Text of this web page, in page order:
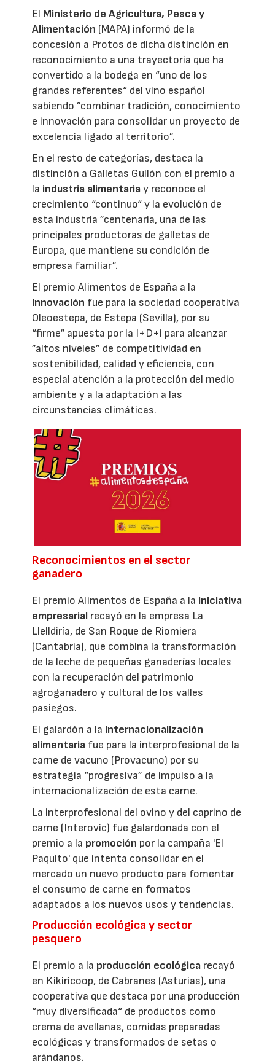
El Ministerio de Agricultura, Pesca y
Alimentación (MAPA) informó de la
concesión a Protos de dicha distinción en
reconocimiento a una trayectoria que ha
convertido a la bodega en “uno de los
grandes referentes“ del vino español
sabiendo ”combinar tradición, conocimiento
e innovación para consolidar un proyecto de
excelencia ligado al territorio”.
En el resto de categorías, destaca la
distinción a Galletas Gullón con el premio a
la industria alimentariay reconoce el
crecimiento “continuo“ y la evolución de
esta industria ”centenaria, una de las
principales productoras de galletas de
Europa, que mantiene su condición de
empresa familiar”.
El premio Alimentos de España a la
innovación fue para la sociedad cooperativa
Oleoestepa, de Estepa (Sevilla), por su
“firme“ apuesta por la I+D+i para alcanzar
”altos niveles” de competitividad en
sostenibilidad, calidad y eficiencia, con
especial atención a la protección del medio
ambiente y a la adaptación a las
circunstancias climáticas.
Reconocimientos en el sector
ganadero
El premio Alimentos de España a la iniciativa
empresarial recayó en la empresa La
Llelldiría, de San Roque de Riomiera
(Cantabria), que combina la transformación
de la leche de pequeñas ganaderías locales
con la recuperación del patrimonio
agroganadero y cultural de los valles
pasiegos.
El galardón a la internacionalización
alimentaria fue para la interprofesional de la
carne de vacuno (Provacuno) por su
estrategia “progresiva” de impulso a la
internacionalización de esta carne.
La interprofesional del ovino y del caprino de
carne (Interovic) fue galardonada con el
premio a la promoción por la campaña 'El
Paquito' que intenta consolidar en el
mercado un nuevo producto para fomentar
el consumo de carne en formatos
adaptados a los nuevos usos y tendencias.
Producción ecológica y sector
pesquero
El premio a la producción ecológica recayó
en Kikiricoop, de Cabranes (Asturias), una
cooperativa que destaca por una producción
“muy diversificada“ de productos como
crema de avellanas, comidas preparadas
ecológicas y transformados de setas o
arándanos.